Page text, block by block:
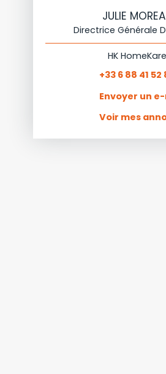
JULIE
Directrice Générale
HK HomeKare
+33 6 88 41 52
Envoyer un
Voir mes